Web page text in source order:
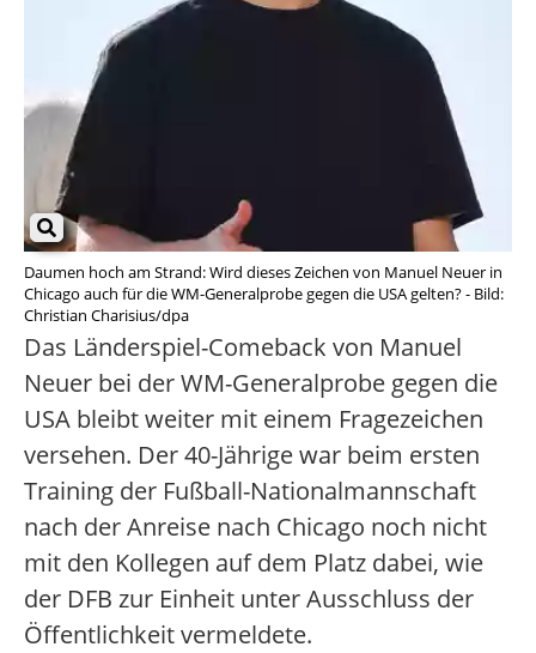
Daumen hoch am Strand: Wird dieses Zeichen von Manuel Neuer in
Chicago auch für die WM-Generalprobe gegen die USA gelten? - Bild:
Christian Charisius/dpa
Das Länderspiel-Comeback von Manuel
Neuer bei der WM-Generalprobe gegen die
USA bleibt weiter mit einem Fragezeichen
versehen. Der 40-Jährige war beim ersten
Training der Fußball-Nationalmannschaft
nach der Anreise nach Chicago noch nicht
mit den Kollegen auf dem Platz dabei, wie
der DFB zur Einheit unter Ausschluss der
Öffentlichkeit vermeldete.